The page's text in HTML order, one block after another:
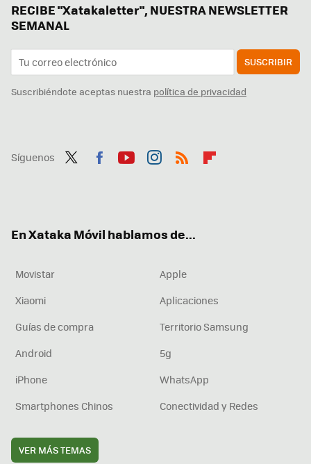
RECIBE "Xatakaletter", NUESTRA NEWSLETTER
SEMANAL
SUSCRIBIR
Suscribiéndote aceptas nuestra política de privacidad
Síguenos
En Xataka Móvil hablamos de...
Movistar
Apple
Xiaomi
Aplicaciones
Guías de compra
Territorio Samsung
Android
5g
iPhone
WhatsApp
Smartphones Chinos
Conectividad y Redes
VER MÁS TEMAS